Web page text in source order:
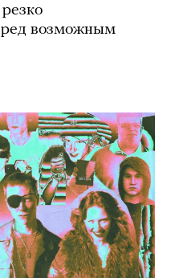
возможным